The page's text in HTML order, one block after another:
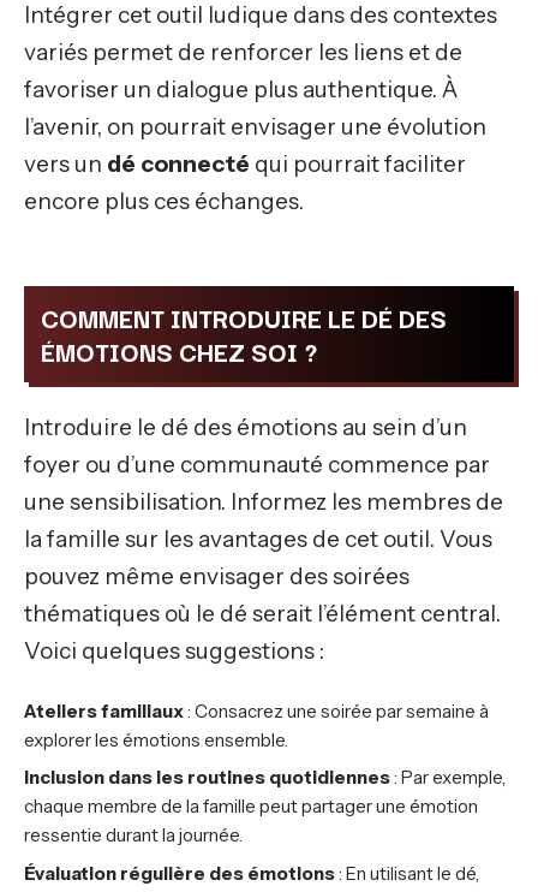
Intégrer cet outil ludique dans des contextes
variés permet de renforcer les liens et de
favoriser un dialogue plus authentique. À
l’avenir, on pourrait envisager une évolution
vers un dé connecté qui pourrait faciliter
encore plus ces échanges.
COMMENT INTRODUIRE LE DÉ DES
ÉMOTIONS CHEZ SOI ?
Introduire le dé des émotions au sein d’un
foyer ou d’une communauté commence par
une sensibilisation. Informez les membres de
la famille sur les avantages de cet outil. Vous
pouvez même envisager des soirées
thématiques où le dé serait l’élément central.
Voici quelques suggestions :
Ateliers familiaux: Consacrez une soirée par semaine à
explorer les émotions ensemble.
Inclusion dans les routines quotidiennes: Par exemple,
chaque membre de la famille peut partager une émotion
ressentie durant la journée.
Évaluation régulière des émotions: En utilisant le dé,